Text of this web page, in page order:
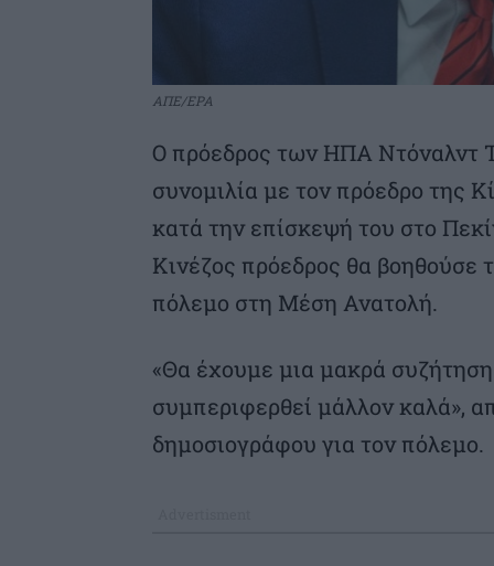
ΑΠΕ/EPA
Ο πρόεδρος των ΗΠΑ Ντόναλντ
συνομιλία με τον πρόεδρο της
κατά την επίσκεψή του στο
Κινέζος πρόεδρος θα βοηθούσε
πόλεμο στη Μέση Ανατολή.
«Θα έχουμε μια μακρά
συμπεριφερθεί μάλλον καλά»,
δημοσιογράφου για τον πόλεμο.